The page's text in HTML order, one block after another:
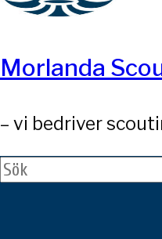
Morlanda
– vi bedriver